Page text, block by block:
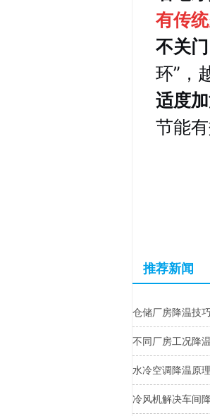
有传
不关
环”，
适度
节能
推荐新闻
仓储厂房降温技
不同厂房工况降
水冷空调降温原
冷风机解决车间